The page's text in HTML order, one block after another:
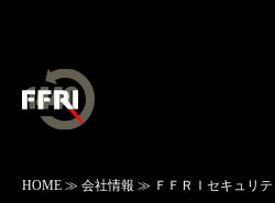
HOME ≫ 会社情報 ≫ ＦＦＲＩセキュリ